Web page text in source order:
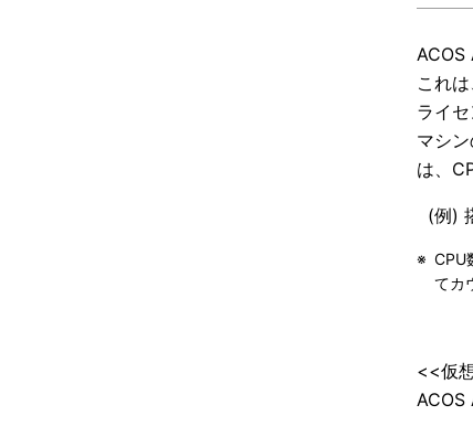
ACOS
これ
ライ
マシ
は、
(例)
※ CPU
てカ
<<仮
ACOS